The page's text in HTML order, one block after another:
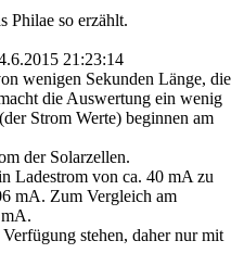
Philae so erzählt.
21:23:14
wenigen Sekunden Länge, die
die Auswertung ein wenig
Strom Werte) beginnen am
der Solarzellen.
Ladestrom von ca. 40 mA zu
mA. Zum Vergleich am
stehen, daher nur mit